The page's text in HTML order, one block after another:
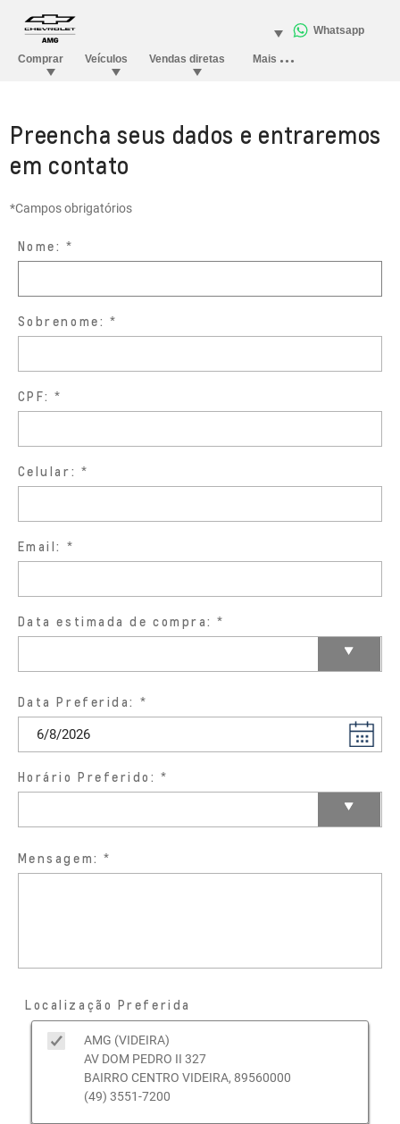
Preencha seus dados e entraremos
em contato
*Campos obrigatórios
Nome:
Sobrenome:
CPF:
Celular:
Email:
Data estimada de compra:
Data Preferida:
Horário Preferido:
Mensagem:
Localização Preferida
AMG (VIDEIRA)
AV DOM PEDRO II 327
BAIRRO CENTRO VIDEIRA, 89560000
(49) 3551-7200